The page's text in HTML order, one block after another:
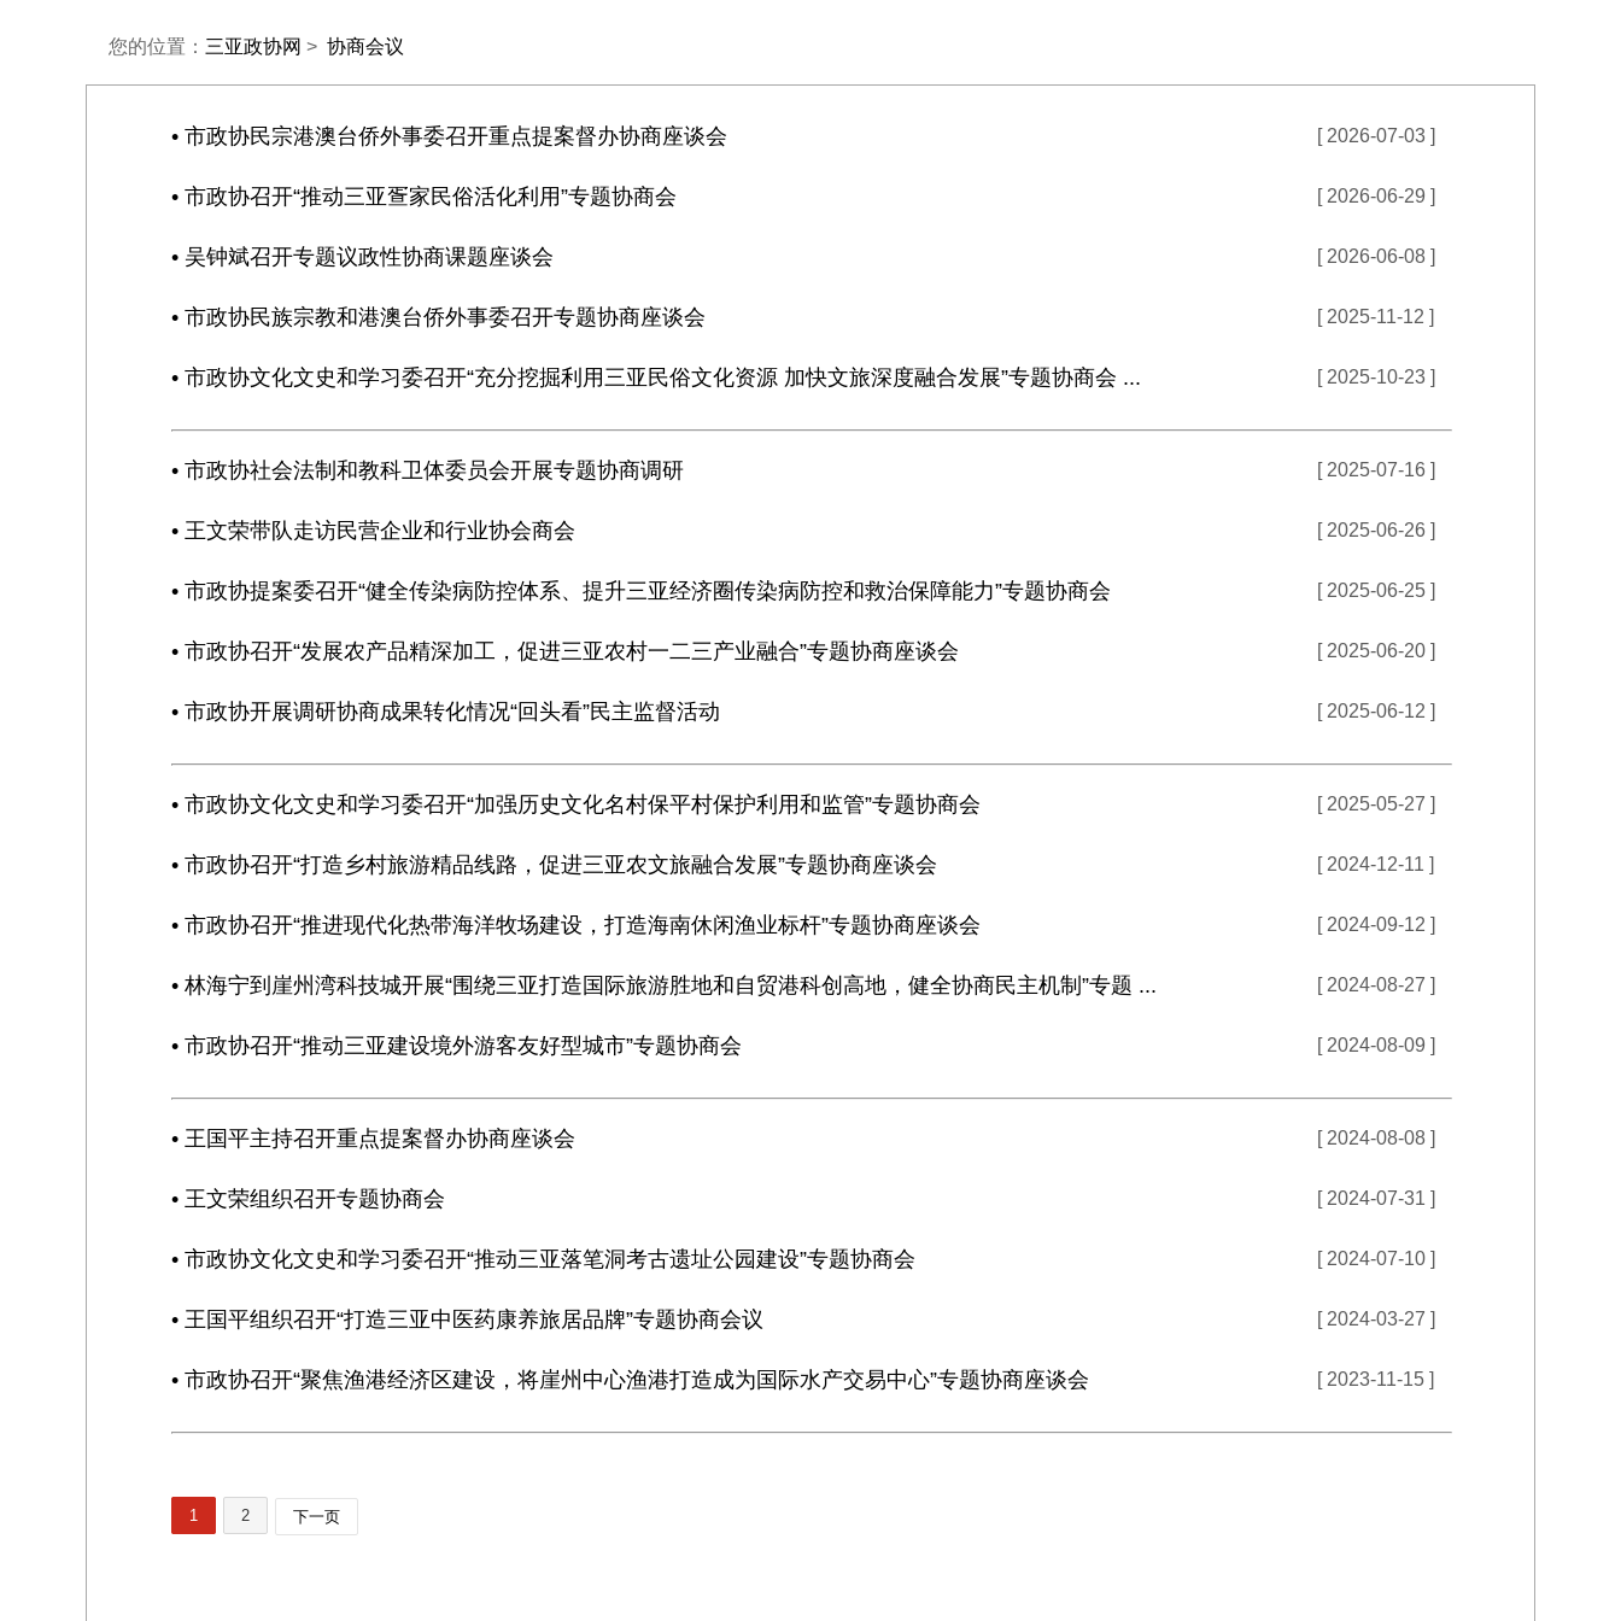
您的位置： 三亚政协网 > 协商会议
• 市政协民宗港澳台侨外事委召开重点提案督办协商座谈会 [ 2026-07-03 ]
• 市政协召开“推动三亚疍家民俗活化利用”专题协商会 [ 2026-06-29 ]
• 吴钟斌召开专题议政性协商课题座谈会 [ 2026-06-08 ]
• 市政协民族宗教和港澳台侨外事委召开专题协商座谈会 [ 2025-11-12 ]
• 市政协文化文史和学习委召开“充分挖掘利用三亚民俗文化资源 加快文旅深度融合发展”专题协商会 ... [ 2025-10-23 ]
• 市政协社会法制和教科卫体委员会开展专题协商调研 [ 2025-07-16 ]
• 王文荣带队走访民营企业和行业协会商会 [ 2025-06-26 ]
• 市政协提案委召开“健全传染病防控体系、提升三亚经济圈传染病防控和救治保障能力”专题协商会 [ 2025-06-25 ]
• 市政协召开“发展农产品精深加工，促进三亚农村一二三产业融合”专题协商座谈会 [ 2025-06-20 ]
• 市政协开展调研协商成果转化情况“回头看”民主监督活动 [ 2025-06-12 ]
• 市政协文化文史和学习委召开“加强历史文化名村保平村保护利用和监管”专题协商会 [ 2025-05-27 ]
• 市政协召开“打造乡村旅游精品线路，促进三亚农文旅融合发展”专题协商座谈会 [ 2024-12-11 ]
• 市政协召开“推进现代化热带海洋牧场建设，打造海南休闲渔业标杆”专题协商座谈会 [ 2024-09-12 ]
• 林海宁到崖州湾科技城开展“围绕三亚打造国际旅游胜地和自贸港科创高地，健全协商民主机制”专题 ... [ 2024-08-27 ]
• 市政协召开“推动三亚建设境外游客友好型城市”专题协商会 [ 2024-08-09 ]
• 王国平主持召开重点提案督办协商座谈会 [ 2024-08-08 ]
• 王文荣组织召开专题协商会 [ 2024-07-31 ]
• 市政协文化文史和学习委召开“推动三亚落笔洞考古遗址公园建设”专题协商会 [ 2024-07-10 ]
• 王国平组织召开“打造三亚中医药康养旅居品牌”专题协商会议 [ 2024-03-27 ]
• 市政协召开“聚焦渔港经济区建设，将崖州中心渔港打造成为国际水产交易中心”专题协商座谈会 [ 2023-11-15 ]
1 2 下一页